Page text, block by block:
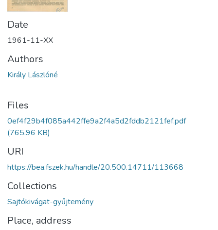
Date
1961-11-XX
Authors
Király Lászlóné
Files
0ef4f29b4f085a442ffe9a2f4a5d2fddb2121fef.pdf
(765.96 KB)
URI
https://bea.fszek.hu/handle/20.500.14711/113668
Collections
Sajtókivágat-gyűjtemény
Place, address